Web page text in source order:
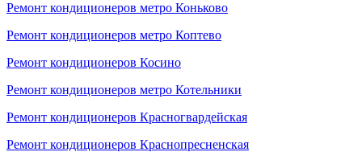
Ремонт кондиционеров метро Коньково
Ремонт кондиционеров метро Коптево
Ремонт кондиционеров Косино
Ремонт кондиционеров метро Котельники
Ремонт кондиционеров Красногвардейская
Ремонт кондиционеров Краснопресненская